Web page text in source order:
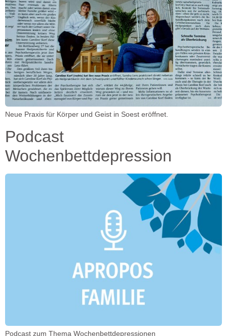
Neue Praxis für Körper und Geist in Soest eröffnet.
Podcast
Wochenbettdepression
Podcast zum Thema Wochenbettdepressionen